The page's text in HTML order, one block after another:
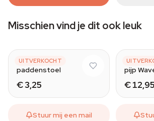
Misschien vind je dit ook leuk
UITVERKOCHT
Metalen pijp
paddenstoel
€ 3,25
Stuur mij een mail
pijp
€ 12,95